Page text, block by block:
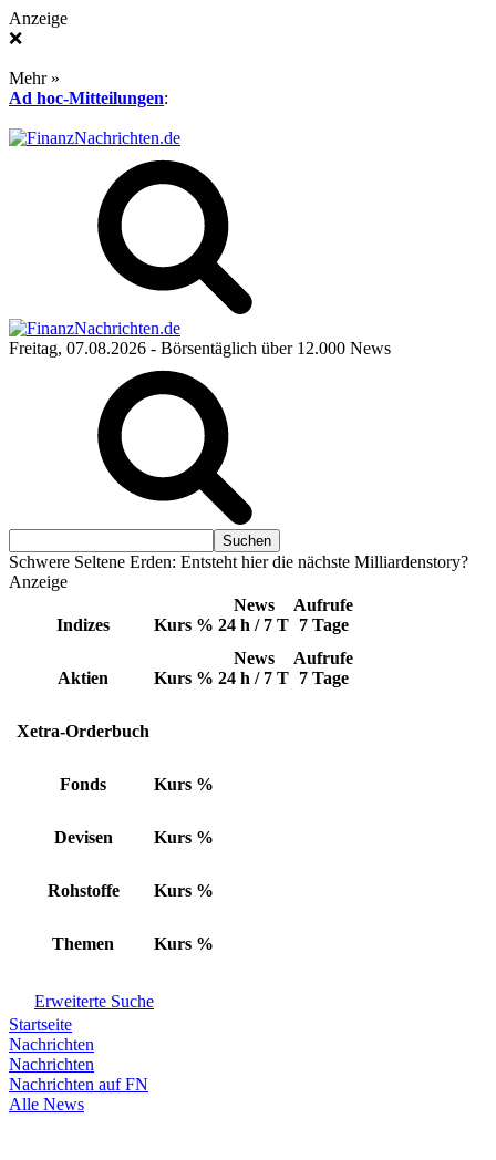
Anzeige
❌
Mehr »
Ad hoc-Mitteilungen:
Freitag, 07.08.2026 - Börsentäglich über 12.000 News
Schwere Seltene Erden: Entsteht hier die nächste Milliardenstory?
Anzeige
Indizes Kurs %
News
24 h / 7 T
Aufrufe
7 Tage
Aktien Kurs %
News
24 h / 7 T
Aufrufe
7 Tage
Xetra-Orderbuch
Fonds Kurs %
Devisen Kurs %
Rohstoffe Kurs %
Themen Kurs %
Erweiterte Suche
Startseite
Nachrichten
Nachrichten
Nachrichten auf FN
Alle News